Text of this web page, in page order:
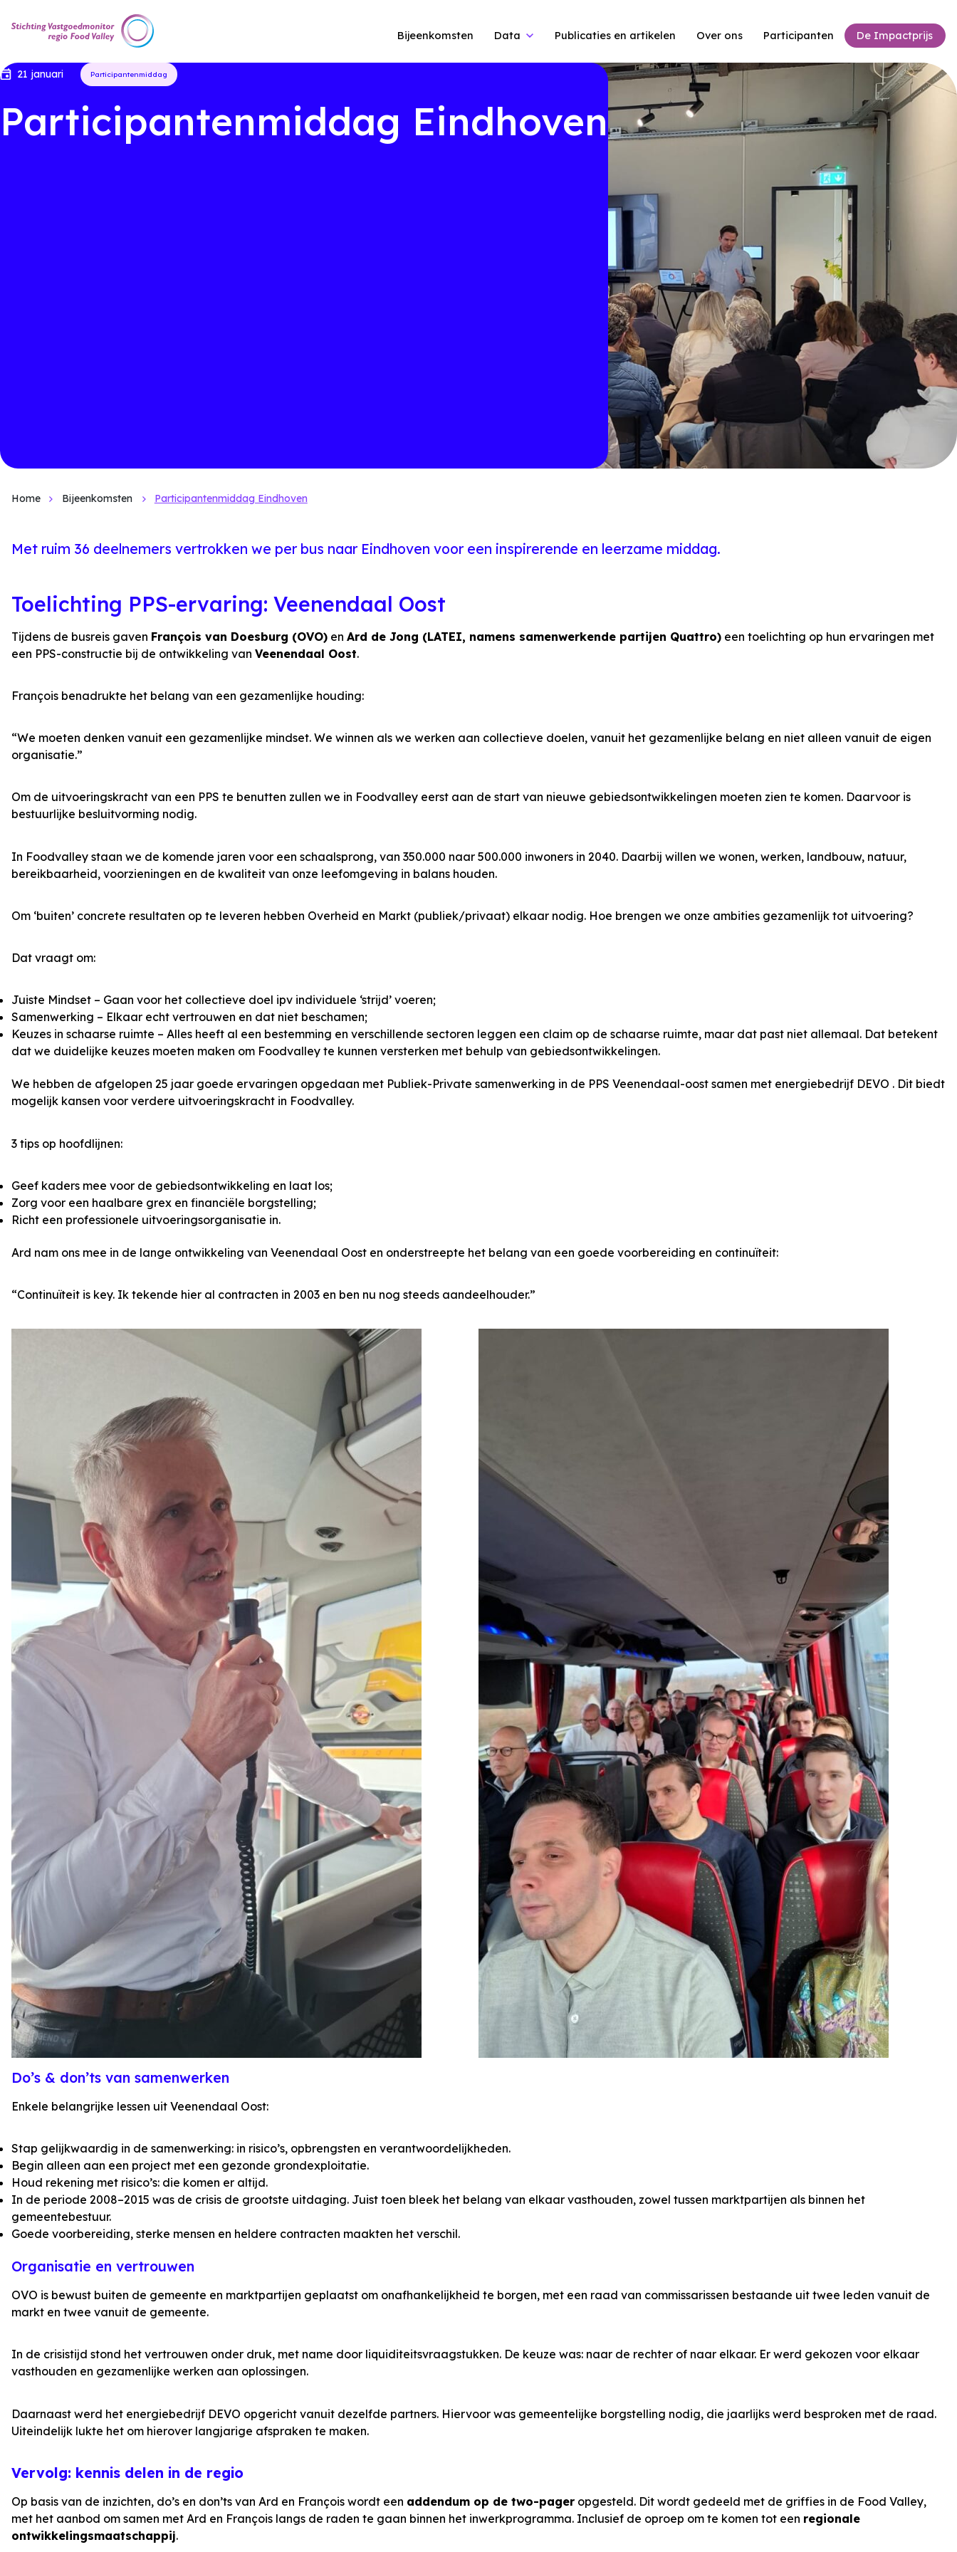
Bijeenkomsten Data Publicaties en artikelen Over ons Participanten De Impactprijs
21 januari Participantenmiddag
Participantenmiddag Eindhoven
Home Bijeenkomsten Participantenmiddag Eindhoven
Met ruim 36 deelnemers vertrokken we per bus naar Eindhoven voor een inspirerende en leerzame middag.
Toelichting PPS-ervaring: Veenendaal Oost
Tijdens de busreis gaven François van Doesburg (OVO) en Ard de Jong (LATEI, namens samenwerkende partijen Quattro) een toelichting op hun ervaringen met
een PPS-constructie bij de ontwikkeling van Veenendaal Oost.
François benadrukte het belang van een gezamenlijke houding:
“We moeten denken vanuit een gezamenlijke mindset. We winnen als we werken aan collectieve doelen, vanuit het gezamenlijke belang en niet alleen vanuit de eigen
organisatie.”
Om de uitvoeringskracht van een PPS te benutten zullen we in Foodvalley eerst aan de start van nieuwe gebiedsontwikkelingen moeten zien te komen. Daarvoor is
bestuurlijke besluitvorming nodig.
In Foodvalley staan we de komende jaren voor een schaalsprong, van 350.000 naar 500.000 inwoners in 2040. Daarbij willen we wonen, werken, landbouw, natuur,
bereikbaarheid, voorzieningen en de kwaliteit van onze leefomgeving in balans houden.
Om ‘buiten’ concrete resultaten op te leveren hebben Overheid en Markt (publiek/privaat) elkaar nodig. Hoe brengen we onze ambities gezamenlijk tot uitvoering?
Dat vraagt om:
Juiste Mindset – Gaan voor het collectieve doel ipv individuele ‘strijd’ voeren;
Samenwerking – Elkaar echt vertrouwen en dat niet beschamen;
Keuzes in schaarse ruimte – Alles heeft al een bestemming en verschillende sectoren leggen een claim op de schaarse ruimte, maar dat past niet allemaal. Dat betekent
dat we duidelijke keuzes moeten maken om Foodvalley te kunnen versterken met behulp van gebiedsontwikkelingen.
We hebben de afgelopen 25 jaar goede ervaringen opgedaan met Publiek-Private samenwerking in de PPS Veenendaal-oost samen met energiebedrijf DEVO . Dit biedt
mogelijk kansen voor verdere uitvoeringskracht in Foodvalley.
3 tips op hoofdlijnen:
Geef kaders mee voor de gebiedsontwikkeling en laat los;
Zorg voor een haalbare grex en financiële borgstelling;
Richt een professionele uitvoeringsorganisatie in.
Ard nam ons mee in de lange ontwikkeling van Veenendaal Oost en onderstreepte het belang van een goede voorbereiding en continuïteit:
“Continuïteit is key. Ik tekende hier al contracten in 2003 en ben nu nog steeds aandeelhouder.”
Do’s & don’ts van samenwerken
Enkele belangrijke lessen uit Veenendaal Oost:
Stap gelijkwaardig in de samenwerking: in risico’s, opbrengsten en verantwoordelijkheden.
Begin alleen aan een project met een gezonde grondexploitatie.
Houd rekening met risico’s: die komen er altijd.
In de periode 2008–2015 was de crisis de grootste uitdaging. Juist toen bleek het belang van elkaar vasthouden, zowel tussen marktpartijen als binnen het
gemeentebestuur.
Goede voorbereiding, sterke mensen en heldere contracten maakten het verschil.
Organisatie en vertrouwen
OVO is bewust buiten de gemeente en marktpartijen geplaatst om onafhankelijkheid te borgen, met een raad van commissarissen bestaande uit twee leden vanuit de
markt en twee vanuit de gemeente.
In de crisistijd stond het vertrouwen onder druk, met name door liquiditeitsvraagstukken. De keuze was: naar de rechter of naar elkaar. Er werd gekozen voor elkaar
vasthouden en gezamenlijke werken aan oplossingen.
Daarnaast werd het energiebedrijf DEVO opgericht vanuit dezelfde partners. Hiervoor was gemeentelijke borgstelling nodig, die jaarlijks werd besproken met de raad.
Uiteindelijk lukte het om hierover langjarige afspraken te maken.
Vervolg: kennis delen in de regio
Op basis van de inzichten, do’s en don’ts van Ard en François wordt een addendum op de two-pager opgesteld. Dit wordt gedeeld met de griffies in de Food Valley,
met het aanbod om samen met Ard en François langs de raden te gaan binnen het inwerkprogramma. Inclusief de oproep om te komen tot een regionale
ontwikkelingsmaatschappij.